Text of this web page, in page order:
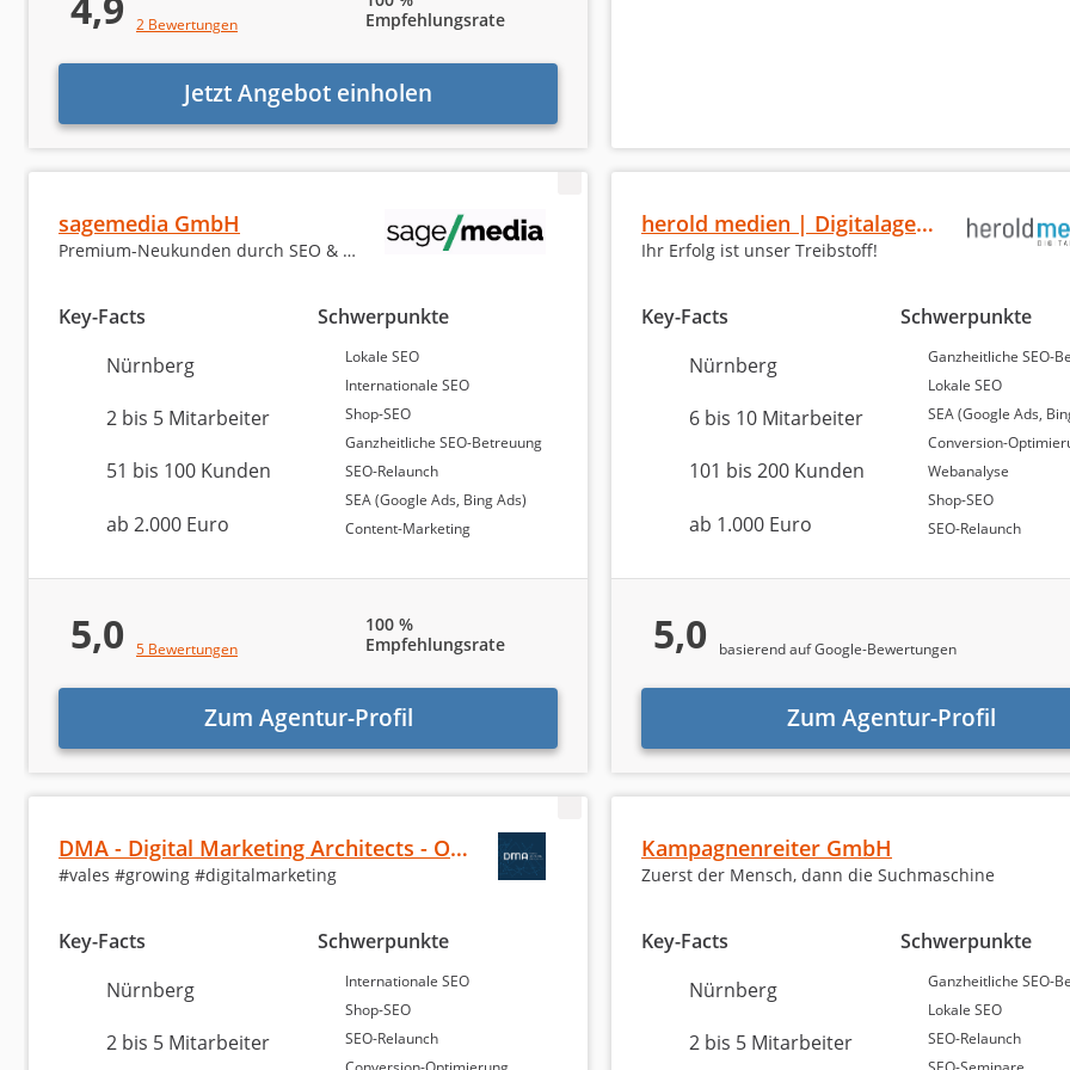
Platz 1 in Nürnberg 9,15 von 10
SEYBOLD ONE GMBH
Nürnberg
6 bis 10 Mitarbeiter
5,0 Sterne
Platz 2 in Nürnberg 8,75 von 10
Leadpeak GmbH
Nürnberg
ab 1.000 Euro (Monatsbudget)
Platz 3 in Nürnberg 8,62 von 10
Beyond Media GmbH
21 bis 50 Mitarbeiter
Statistiken zu unseren besten
SEO-Agenturen in Nürnberg
Aktuell sindin Nürnberg 19 verifizierte SEO-Agenturen mit insgesamt 39 überprüften authentischen Bewertungen
Agenturtipp.de und 368 Google-Bewertungen bei uns gelistet. Die meisten SEO-Agenturen aus Nürnberg sind
und haben durchschnittlich 21 bis 50 Kunden bisher. Laut unseren SEO-Agenturen liegt das
am häufigsten
2 Bewertungen
Empfehlungsrate
Jetzt Angebot einholen
sagemedia GmbH
Premium-Neukunden durch SEO & KI-Suche
Key-Facts
Nürnberg
2 bis 5 Mitarbeiter
51 bis 100 Kunden
ab 2.000 Euro
Schwerpunkte
Lokale SEO
Internationale SEO
Shop-SEO
Ganzheitliche SEO-Betreuung
SEO-Relaunch
SEA (Google Ads, Bing Ads)
Content-Marketing
5,0 5 Bewertungen
100 %
Empfehlungsrate
Zum Agentur-Profil
herold medien | Digitalagentur
Ihr Erfolg ist unser Treibstoff!
Key-Facts
Nürnberg
6 bis 10 Mitarbeiter
101 bis 200 Kunden
ab 1.000 Euro
Schwerpunkte
Ganzheitliche SEO-
Lokale SEO
SEA (Google Ads,
Conversion-
Webanalyse
Shop-SEO
SEO-Relaunch
5,0 basierend auf Google-Bewertungen
Zum Agentur-Profil
DMA - Digital Marketing Architects - Online…
#vales #growing #digitalmarketing
Key-Facts
Nürnberg
2 bis 5 Mitarbeiter
Schwerpunkte
Internationale SEO
Shop-SEO
SEO-Relaunch
Kampagnenreiter GmbH
Zuerst der Mensch, dann die Suchmaschine
Key-Facts
Nürnberg
2 bis 5 Mitarbeiter
Schwerpunkte
Ganzheitliche SEO-
Lokale SEO
SEO-Relaunch